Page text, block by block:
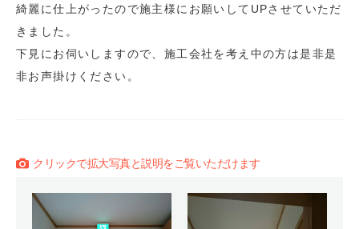
綺麗に仕上がったので施主様にお願いしてUPさせていただ
きました。
下見にお伺いしますので、施工会社を考え中の方は是非是
非お声掛けください。
クリックで拡大写真と説明をご覧いただけます